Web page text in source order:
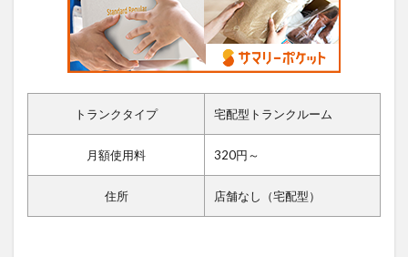
トランクタイプ 宅配型トランクルーム
月額使用料 320円～
住所 店舗なし（宅配型）